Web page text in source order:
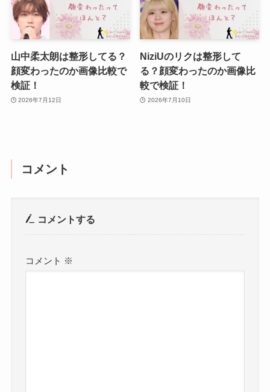
山中柔太朗は整形してる？
顔変わったのか画像比較で
検証！
2026年7月12日
NiziUのリクは整形して
る？顔変わったのか画像比
較で検証！
2026年7月10日
コメント
コメントする
コメント ※